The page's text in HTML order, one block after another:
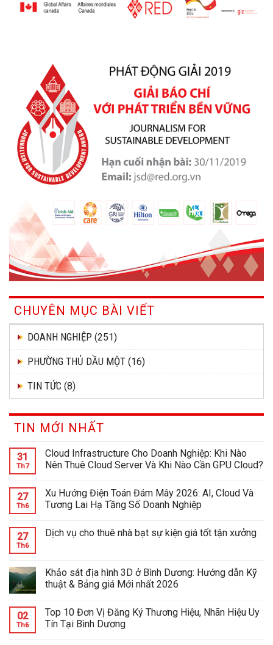
CHUYÊN MỤC BÀI VIẾT
DOANH NGHIỆP (251)
PHƯỜNG THỦ DẦU MỘT (16)
TIN TỨC (8)
TIN MỚI NHẤT
31
Th7
Cloud Infrastructure Cho Doanh Nghiệp: Khi Nào
Nên Thuê Cloud Server Và Khi Nào Cần GPU Cloud?
27
Th6
Xu Hướng Điện Toán Đám Mây 2026: AI, Cloud Và
Tương Lai Hạ Tầng Số Doanh Nghiệp
27
Th6
Dịch vụ cho thuê nhà bạt sự kiện giá tốt tận xưởng
Khảo sát địa hình 3D ở Bình Dương: Hướng dẫn Kỹ
thuật & Bảng giá Mới nhất 2026
02
Th6
Top 10 Đơn Vị Đăng Ký Thương Hiệu, Nhãn Hiệu Uy
Tín Tại Bình Dương